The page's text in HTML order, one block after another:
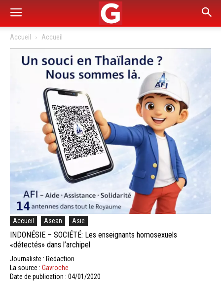
Accueil Accueil
Accueil Asean Asie
INDONÉSIE – SOCIÉTÉ: Les enseignants homosexuels
«détectés» dans l’archipel
Journaliste : Redaction
La source : Gavroche
Date de publication : 04/01/2020